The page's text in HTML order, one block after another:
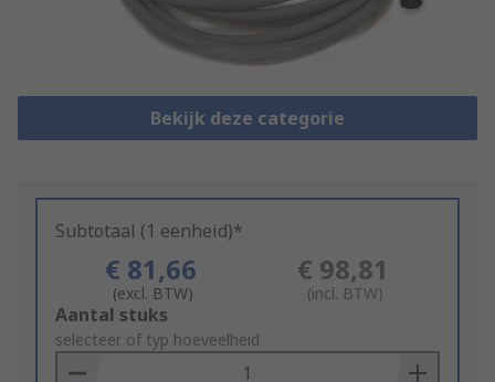
Bekijk deze categorie
Subtotaal (1 eenheid)*
€ 81,66
(excl. BTW)
€ 98,81
(incl. BTW)
Add
to
Basket
Aantal stuks
selecteer of typ hoeveelheid